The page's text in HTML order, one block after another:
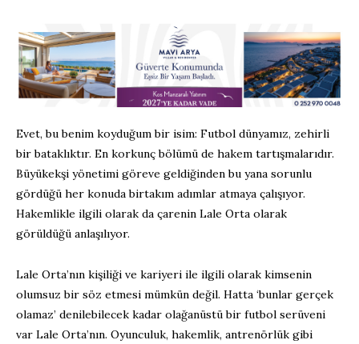
Evet, bu benim koyduğum bir isim: Futbol dünyamız, zehirli
bir bataklıktır. En korkunç bölümü de hakem tartışmalarıdır.
Büyükekşi yönetimi göreve geldiğinden bu yana sorunlu
gördüğü her konuda birtakım adımlar atmaya çalışıyor.
Hakemlikle ilgili olarak da çarenin Lale Orta olarak
görüldüğü anlaşılıyor.
Lale Orta’nın kişiliği ve kariyeri ile ilgili olarak kimsenin
olumsuz bir söz etmesi mümkün değil. Hatta ‘bunlar gerçek
olamaz’ denilebilecek kadar olağanüstü bir futbol serüveni
var Lale Orta’nın. Oyunculuk, hakemlik, antrenörlük gibi